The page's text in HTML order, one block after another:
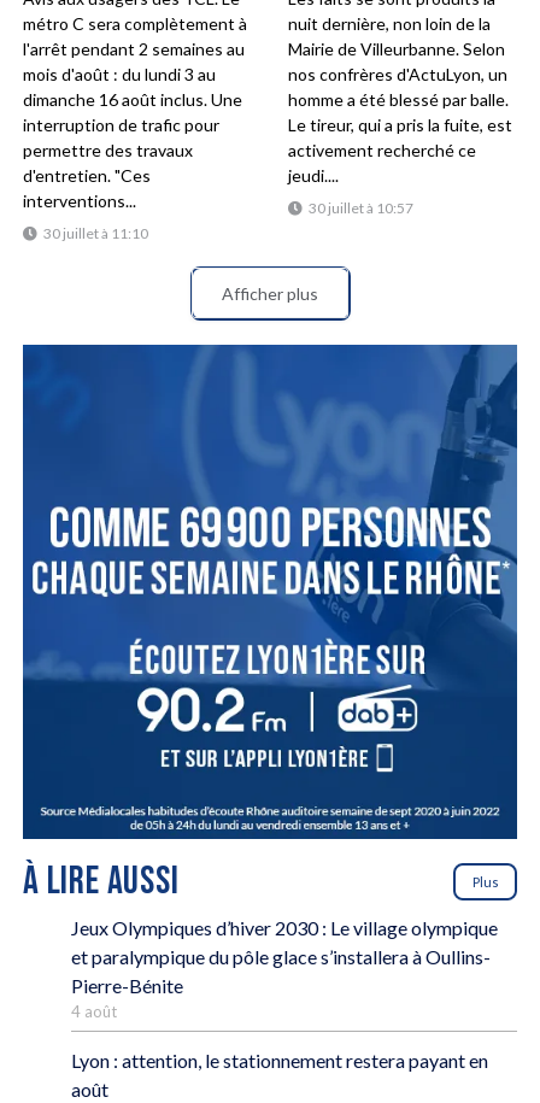
30 juillet à 11:10
métro C sera complètement à
l'arrêt pendant 2 semaines au
mois d'août : du lundi 3 au
dimanche 16 août inclus. Une
interruption de trafic pour
permettre des travaux
d'entretien. "Ces
interventions...
30 juillet à 10:57
nuit dernière, non loin de la
Mairie de Villeurbanne. Selon
nos confrères d'ActuLyon, un
homme a été blessé par balle.
Le tireur, qui a pris la fuite, est
activement recherché ce
jeudi....
Afficher plus
À LIRE AUSSI Plus
Jeux Olympiques d’hiver 2030 : Le village olympique
et paralympique du pôle glace s’installera à Oullins-
Pierre-Bénite
4 août
Lyon : attention, le stationnement restera payant en
août